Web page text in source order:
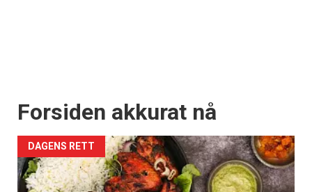
Forsiden akkurat nå
DAGENS RETT